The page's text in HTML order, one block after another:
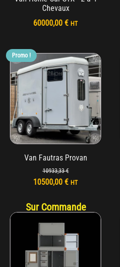
Chevaux
60000,00 € HT
Promo !
Van Fautras Provan
10933,33€
Le
initial
10933,33 €.
10500,00 €Le
actuel
10500,00 €.
HT
Sur Commande